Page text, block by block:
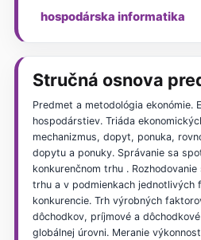
hospodárska informatika
Stručná osnova
Predmet a metodológia ekonómie.
hospodárstiev. Triáda
mechanizmus, dopyt, ponuka,
dopytu a ponuky. Správanie sa
konkurenčnom trhu .
trhu a v podmienkach jednotlivých
konkurencie. Trh výrobných
dôchodkov, príjmové a
globálnej úrovni. Meranie